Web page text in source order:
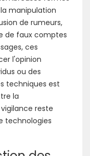
manipulation
de rumeurs,
de faux comptes
ces
l'opinion
ou des
techniques est
la
reste
technologies